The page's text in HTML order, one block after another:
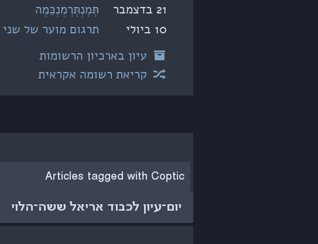
21 בדצמבר
תְּמְנְתְּרְמְנְכֵּמֶה
10 ביולי
תרגום מוער של
עיון בארכיון הרשומות
קריאת רשומה אקראית
Articles tagged with Coptic
יום־עיון לכבוד אריאל ששה־הלוי